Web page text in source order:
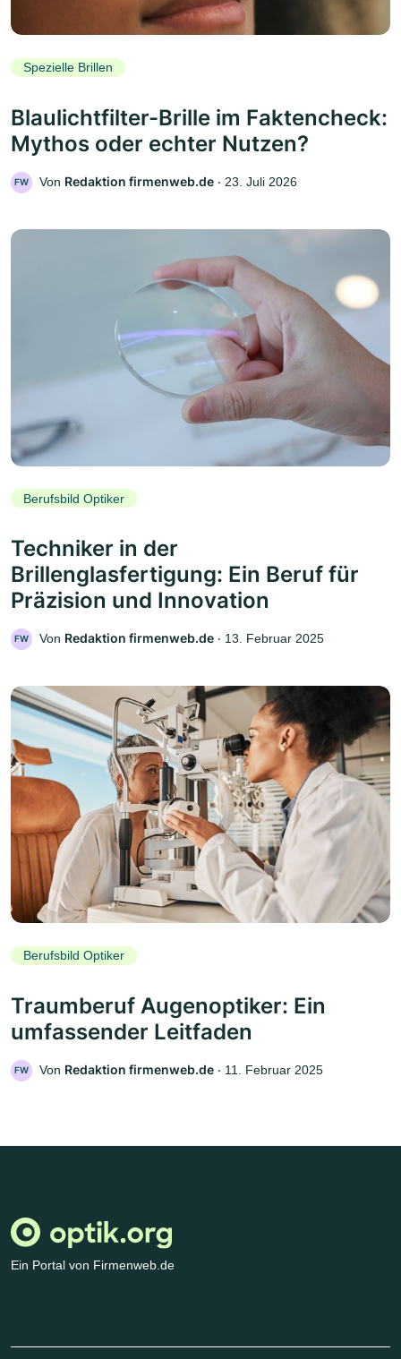
Spezielle Brillen
Blaulichtfilter-Brille im Faktencheck:
Mythos oder echter Nutzen?
FW Von Redaktion firmenweb.de ‧ 23. Juli 2026
Berufsbild Optiker
Techniker in der
Brillenglasfertigung: Ein Beruf für
Präzision und Innovation
FW Von Redaktion firmenweb.de ‧ 13. Februar 2025
Berufsbild Optiker
Traumberuf Augenoptiker: Ein
umfassender Leitfaden
FW Von Redaktion firmenweb.de ‧ 11. Februar 2025
Ein Portal von Firmenweb.de